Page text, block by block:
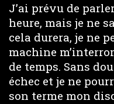
J’ai prévu de
heure, mais je ne
cela durera, je ne
machine
de temps. Sans
échec et je ne
son terme mon